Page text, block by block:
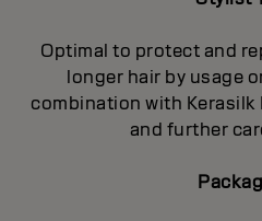
Optimal to protect and
longer hair by usage
combination with
and further